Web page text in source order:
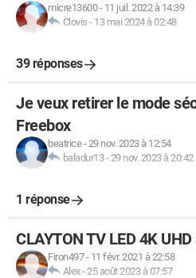
micre13600- 11 juil. 2022 à 14:39
Clovis - 13 mai 2024 à 02:48
39 réponses
Je veux retirer le mode
Freebox
beatrice-29 nov. 2023 à 12:54
baladur13-29 nov. 2023 à 20:42
1 réponse
CLAYTON TV LED 4K
Firon497- 11 févr. 2021 à 22:58
Alex-25 août 2023 à 07:57